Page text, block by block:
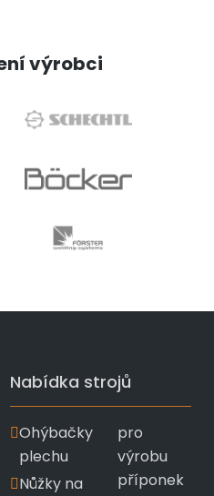
výrobci
Nabídka strojů
Ohýbačky
plechu
Nůžky na
pro
výrobu
příponek